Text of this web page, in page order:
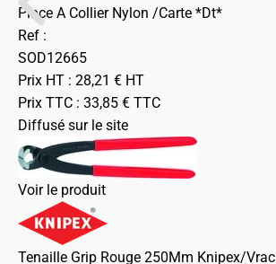
Pince A Collier Nylon /Carte *Dt*
Ref :
SOD12665
Prix HT : 28,21 € HT
Prix TTC : 33,85 € TTC
Diffusé sur le site
Voir le produit
Tenaille Grip Rouge 250Mm Knipex/Vrac